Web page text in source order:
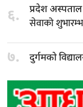
६. प्रदेश
सेवाको शुभारम्भ
७. दुर्गमको